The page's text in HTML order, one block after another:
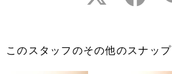
このスタッフのその他のスナップ